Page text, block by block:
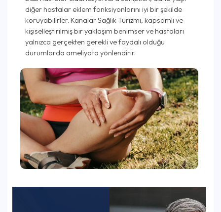
diğer hastalar eklem fonksiyonlarını iyi bir şekilde
koruyabilirler. Kanalar Sağlık Turizmi, kapsamlı ve
kişiselleştirilmiş bir yaklaşım benimser ve hastaları
yalnızca gerçekten gerekli ve faydalı olduğu
durumlarda ameliyata yönlendirir.